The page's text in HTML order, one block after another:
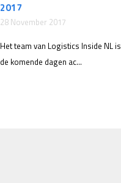
2017
28 November 2017
Het team van Logistics Inside NL is
de komende dagen ac...